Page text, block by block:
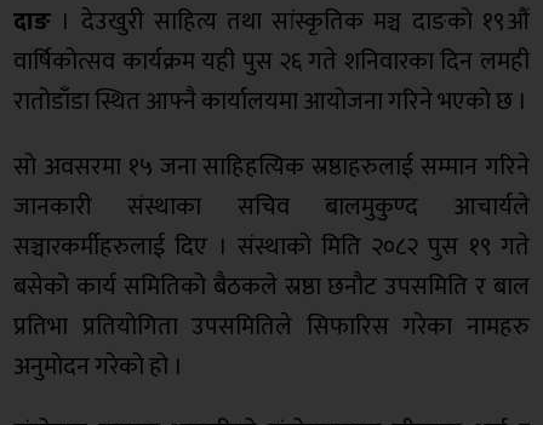
दाङ । देउखुरी साहित्य तथा सांस्कृतिक मञ्च दाङको १९औं
वार्षिकोत्सव कार्यक्रम यही पुस २६ गते शनिवारका दिन लमही
रातोडाँडा स्थित आफ्नै कार्यालयमा आयोजना गरिने भएको छ ।
सो अवसरमा १५ जना साहिहत्यिक स्रष्ठाहरुलाई सम्मान गरिने
जानकारी संस्थाका सचिव बालमुकुण्द आचार्यले
सञ्चारकर्मीहरुलाई दिए । संस्थाको मिति २०८२ पुस १९ गते
बसेको कार्य समितिको बैठकले स्रष्ठा छनौट उपसमिति र बाल
प्रतिभा प्रतियोगिता उपसमितिले सिफारिस गरेका नामहरु
अनुमोदन गरेको हो ।